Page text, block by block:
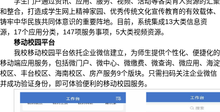
和整合，打造成学生网上精神家园、优秀传统文化宣传教育的有效载体、
铸牢中华民族共同体意识的重要阵地。目前，系统集成13大类信息资
源，17个应用分类，147项服务事项，5大类视频资源。
移动校园平台
我校移动校园平台依托企业微信建立，为师生提供个性化、便捷化的
移动端应用服务，包括微门户、微中心、微缴费、微查询、微应用、海淀
校区、丰台校区、海南校区、房产服务9个版块。只需扫码关注企业微信
并成功验证身份，即可体验便利的移动校园服务。